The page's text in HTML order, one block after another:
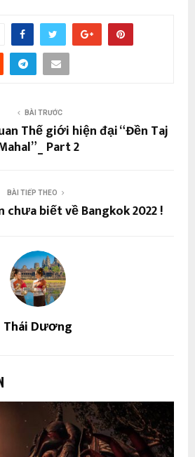
BÀI TRƯỚC
Thế giới hiện đại “Đền Taj
Part 2
BÀI TIẾP THEO
biết về Bangkok 2022 !
Thái Dương